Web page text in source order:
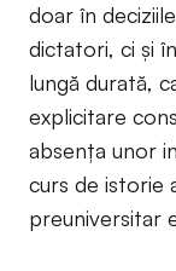
doar în
dictatori, ci și
lungă durată,
explicitare
absența unor
curs de istorie
preuniversitar